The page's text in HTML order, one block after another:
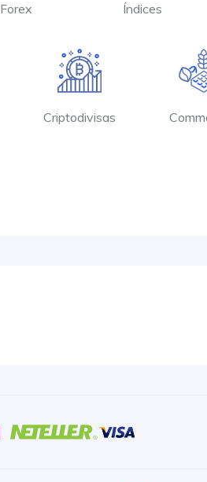
Forex Índices
Criptodivisas